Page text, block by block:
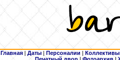
Главная | Даты | Персоналии | Коллективы